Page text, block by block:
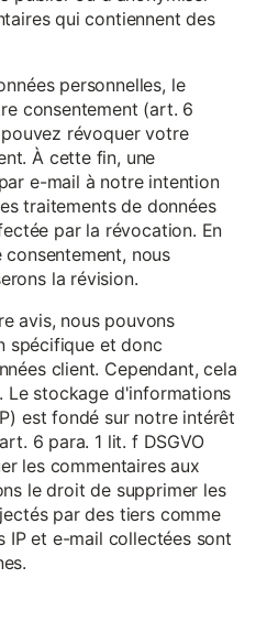
qui contiennent des
personnelles, le
consentement (art. 6
pouvez révoquer votre
À cette fin, une
e-mail à notre intention
traitements de données
par la révocation. En
nous
la révision.
avis, nous pouvons
spécifique et donc
client. Cependant, cela
Le stockage d'informations
est fondé sur notre intérêt
6 para. 1 lit. f DSGVO
les commentaires aux
le droit de supprimer les
par des tiers comme
IP et e-mail collectées sont